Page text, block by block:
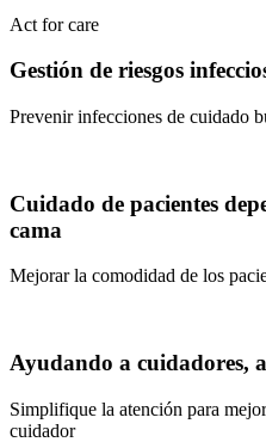
Act for care
Gestión de riesgos
Prevenir infecciones de cuidado
Cuidado de pacientes
cama
Mejorar la comodidad de los
Ayudando a cuidadores,
Simplifique la atención para
cuidador